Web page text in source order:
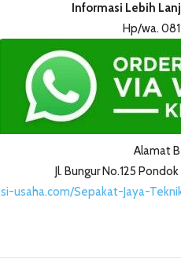
Informasi Lebih
Hp/wa.
Alamat
Jl. Bungur No.125
usaha.com/Sepakat-Jaya-